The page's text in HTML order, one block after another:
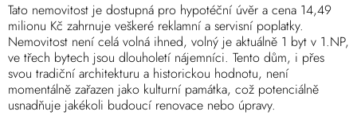
Tato nemovitost je dostupná pro hypotéční úvěr a cena 14,49
milionu Kč zahrnuje veškeré reklamní a servisní poplatky.
Nemovitost není celá volná ihned, volný je aktuálně 1 byt v 1.NP,
ve třech bytech jsou dlouholetí nájemníci. Tento dům, i přes
svou tradiční architekturu a historickou hodnotu, není
momentálně zařazen jako kulturní památka, což potenciálně
usnadňuje jakékoli budoucí renovace nebo úpravy.